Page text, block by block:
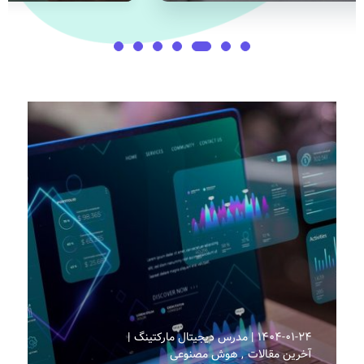
۱۴۰۴-۰۱-۲۴ مدرس دیجیتال مارکتینگ
آخرین مقالات هوش مصنوعی